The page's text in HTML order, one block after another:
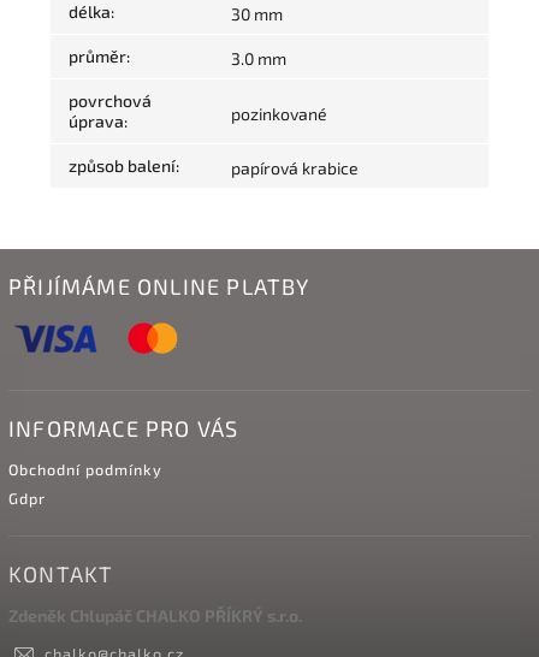
délka: 30 mm
průměr: 3.0 mm
povrchová
úprava: pozinkované
způsob balení: papírová krabice
PŘIJÍMÁME ONLINE PLATBY
INFORMACE PRO VÁS
Obchodní podmínky
Gdpr
KONTAKT
Zdeněk Chlupáč CHALKO PŘÍKRÝ s.r.o.